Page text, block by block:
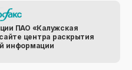
ПАО «Калужская
центра раскрытия
информации